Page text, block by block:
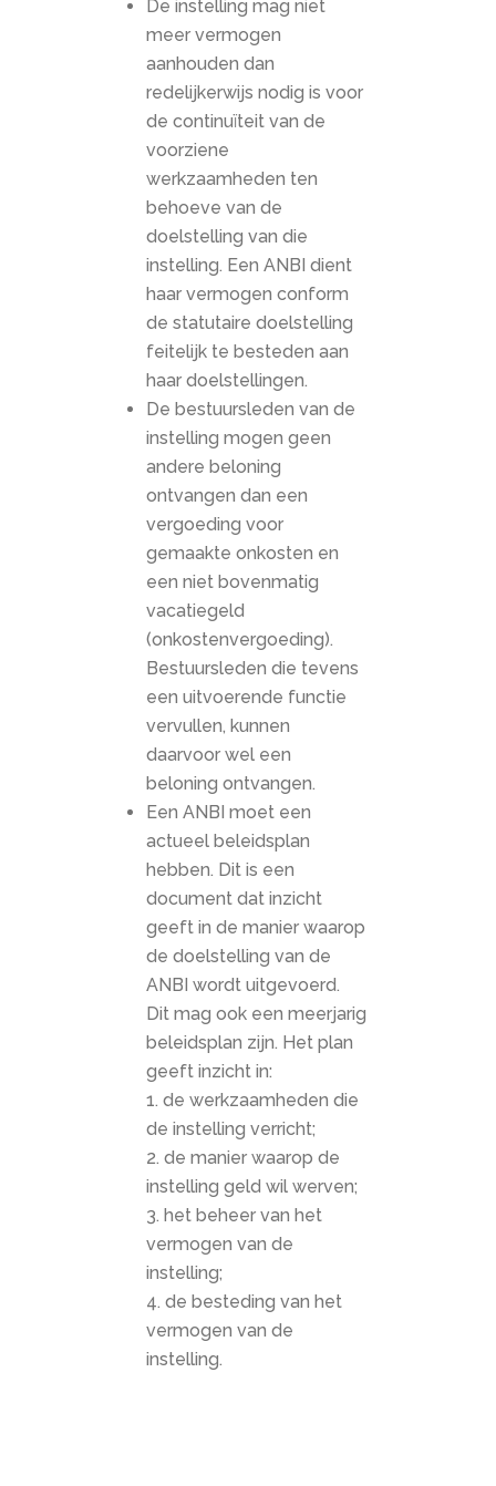
De instelling mag niet
meer vermogen
aanhouden dan
redelijkerwijs nodig is voor
de continuïteit van de
voorziene
werkzaamheden ten
behoeve van de
doelstelling van die
instelling. Een ANBI dient
haar vermogen conform
de statutaire doelstelling
feitelijk te besteden aan
haar doelstellingen.
De bestuursleden van de
instelling mogen geen
andere beloning
ontvangen dan een
vergoeding voor
gemaakte onkosten en
een niet bovenmatig
vacatiegeld
(onkostenvergoeding).
Bestuursleden die tevens
een uitvoerende functie
vervullen, kunnen
daarvoor wel een
beloning ontvangen.
Een ANBI moet een
actueel beleidsplan
hebben. Dit is een
document dat inzicht
geeft in de manier waarop
de doelstelling van de
ANBI wordt uitgevoerd.
Dit mag ook een meerjarig
beleidsplan zijn. Het plan
geeft inzicht in:
de werkzaamheden die
de instelling verricht;
de manier waarop de
instelling geld wil werven;
het beheer van het
vermogen van de
instelling;
de besteding van het
vermogen van de
instelling.